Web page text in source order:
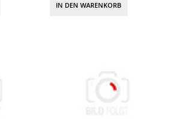
IN DEN WARENKORB